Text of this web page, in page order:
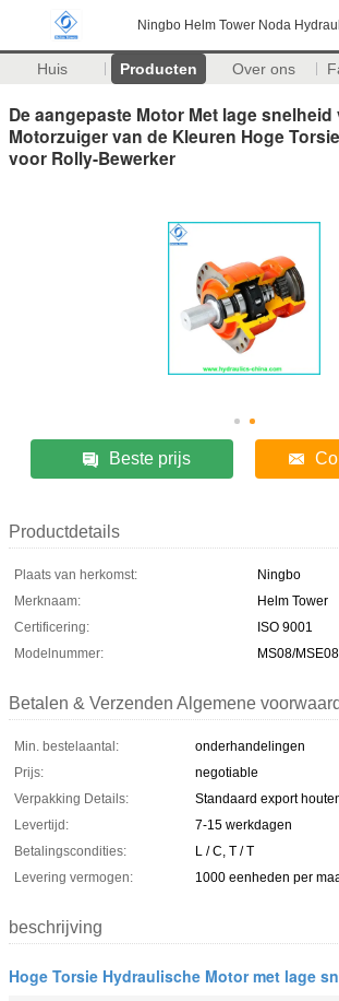
Ningbo Helm Tower Noda
Huis Producten Over ons
De aangepaste Motor Met lage snelheid
Motorzuiger van de Kleuren Hoge
voor Rolly-Bewerker
Beste prijs
Productdetails
Plaats van herkomst:
Ningbo
Merknaam:
Helm Tower
Certificering:
ISO 9001
Modelnummer:
MS08/MSE08
Betalen & Verzenden Algemene
Min. bestelaantal:
onderhandelingen
Prijs:
negotiable
Verpakking Details:
Standaard export
Levertijd:
7-15 werkdagen
Betalingscondities:
L / C, T / T
Levering vermogen:
1000 eenheden per
beschrijving
Hoge Torsie Hydraulische Motor met lage